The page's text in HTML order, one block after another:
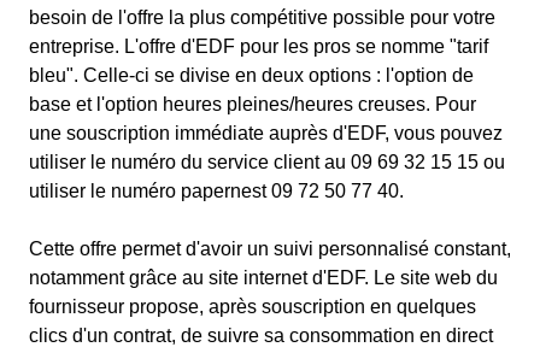
besoin de l'offre la plus compétitive possible pour votre
entreprise. L'offre d'EDF pour les pros se nomme "tarif
bleu". Celle-ci se divise en deux options : l'option de
base et l'option heures pleines/heures creuses. Pour
une souscription immédiate auprès d'EDF, vous pouvez
utiliser le numéro du service client au 09 69 32 15 15 ou
utiliser le numéro papernest 09 72 50 77 40.
Cette offre permet d'avoir un suivi personnalisé constant,
notamment grâce au site internet d'EDF. Le site web du
fournisseur propose, après souscription en quelques
clics d'un contrat, de suivre sa consommation en direct